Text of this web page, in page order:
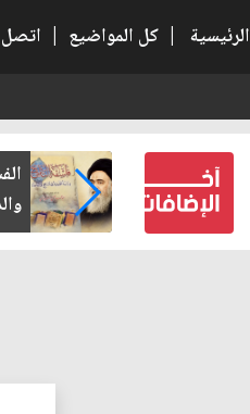
الرئيسية | كل المواضيع | اتصل
كتب لنفسه